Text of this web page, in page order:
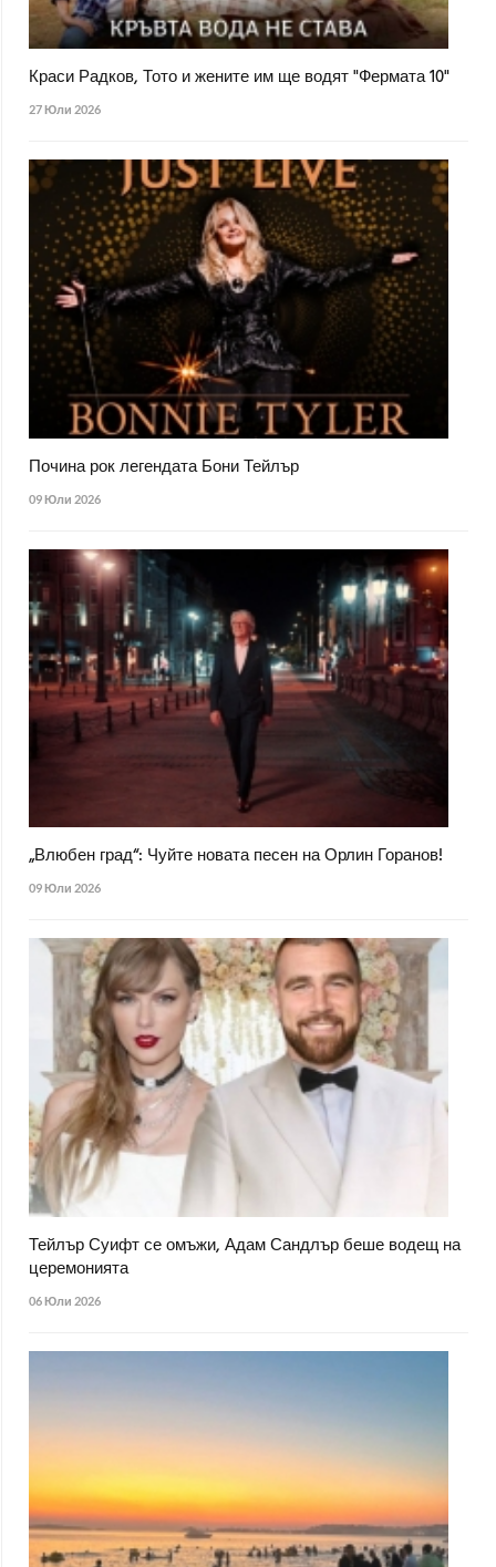
Краси Радков, Тото и жените им ще водят "Фермата 10"
27 Юли 2026
Почина рок легендата Бони Тейлър
09 Юли 2026
„Влюбен град“: Чуйте новата песен на Орлин Горанов!
09 Юли 2026
Тейлър Суифт се омъжи, Адам Сандлър беше водещ на
церемонията
06 Юли 2026